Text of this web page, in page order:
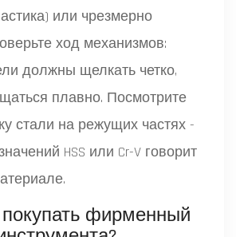
или чрезмерно
ход механизмов:
должны щелкать четко,
плавно. Посмотрите
стали на режущих частях -
HSS или Cr-V говорит
фирменный